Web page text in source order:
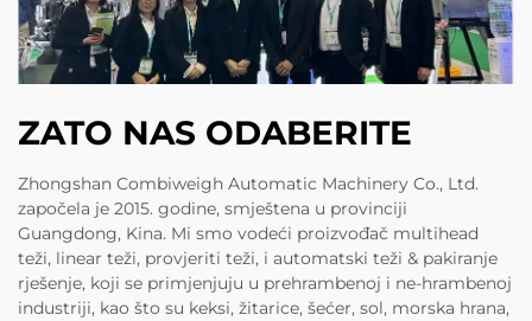
ZATO NAS ODABERITE
Zhongshan Combiweigh Automatic Machinery Co., Ltd.
započela je 2015. godine, smještena u provinciji
Guangdong, Kina. Mi smo vodeći proizvođač multihead
teži, linear teži, provjeriti teži, i automatski teži & pakiranje
rješenje, koji se primjenjuju u prehrambenoj i ne-hrambenoj
industriji, kao što su keksi, žitarice, šećer, sol, morska hrana,